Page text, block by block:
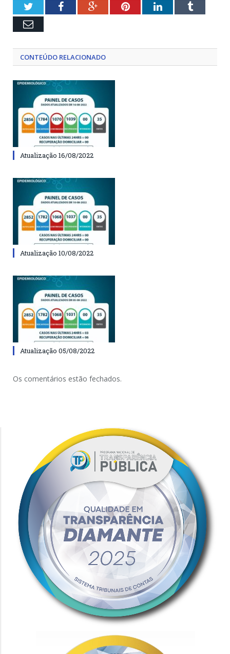
TwitterFacebookGoogle+PinterestLinkedInTumblr
Email
CONTEÚDO RELACIONADO
Atualização 16/08/2022
Atualização 10/08/2022
Atualização 05/08/2022
Os comentários estão fechados.